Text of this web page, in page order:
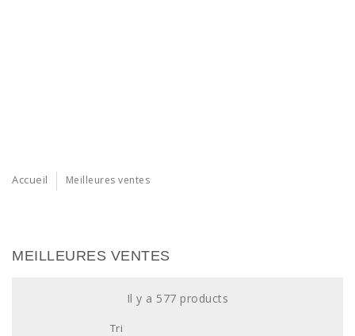
Accueil Meilleures ventes
MEILLEURES VENTES
Il y a 577 products
Tri